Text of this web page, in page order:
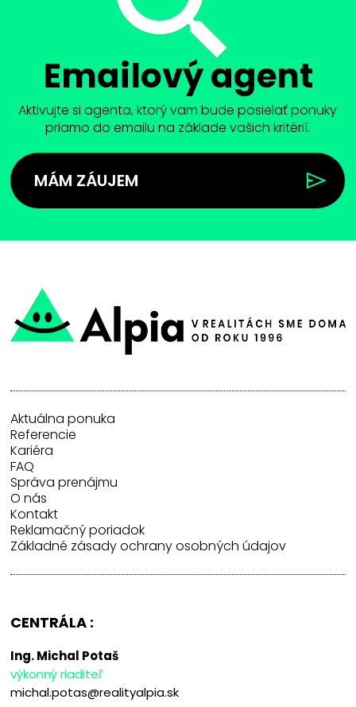
Emailový agent
Aktivujte si agenta, ktorý vam bude posielať ponuky
priamo do emailu na základe vašich kritérií.
MÁM ZÁUJEM
Aktuálna ponuka
Referencie
Kariéra
FAQ
Správa prenájmu
O nás
Kontakt
Reklamačný poriadok
Základné zásady ochrany osobných údajov
CENTRÁLA :
Ing. Michal Potaš
výkonný riaditeľ
michal.potas@realityalpia.sk